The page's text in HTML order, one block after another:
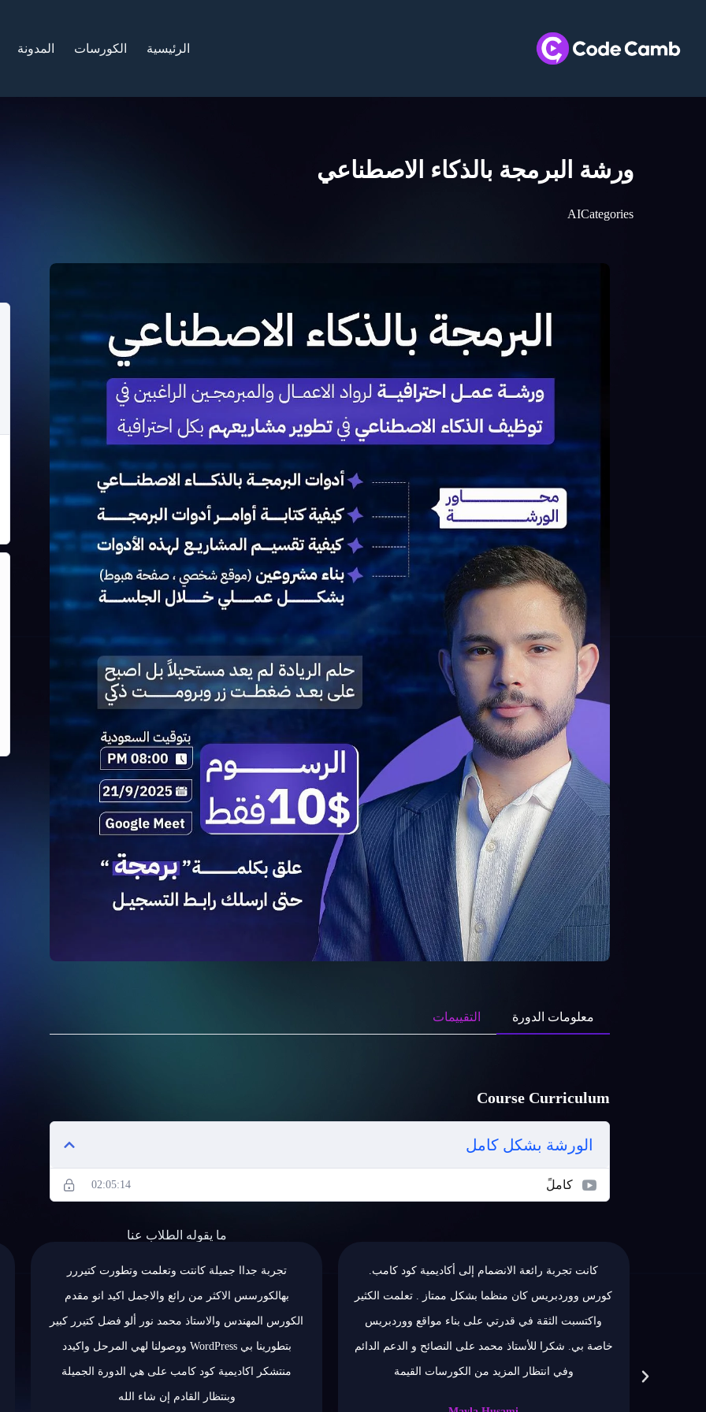
الرئيسية الكورسات المدونة
ورشة البرمجة بالذكاء الاصطناعي
Categories
AI
معلومات الدورة التقييمات
Course Curriculum
الورشة بشكل كامل
كاملً 02:05:14
ما يقوله الطلاب عنا
إلى أكاديمية كود كامب.
بشكل ممتاز . تعلمت الكثير
على بناء مواقع ووردبريس
على النصائح و الدعم الدائم
من الكورسات القيمة
تجربة جداا جميلة كانتت وتعلمت وتطورت كتيررر
بهالكورسس الاكثر من رائع والاجمل اكيد انو مقدم
الكورس المهندس والاستاذ محمد نور ألو فضل كتيرر كبير
بتطورينا بي WordPress ووصولنا لهي المرحل واكيدد
منتشكر اكاديمية كود كامب على هي الدورة الجميلة
للامانة الكورس جدا جدا رائع و احلا اشي فيه
الطالب ومساعدة الطالب من كل ناحية
ساعدنا وكتير فادنا من ناحية العلمية و
النصائح من عنده كانت ممتازة كتير كتير
يحفزنا ويرفع من همتنا منتشكر اكادمية
الاستاذ محمد على العمل الجيد الرائع